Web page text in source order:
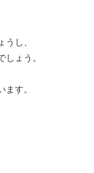
し、
ょう。
す。